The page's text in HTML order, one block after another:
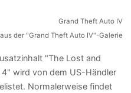
der "Grand Theft Auto IV"-Galerie
"The Lost and
wird von dem US-Händler
Normalerweise findet